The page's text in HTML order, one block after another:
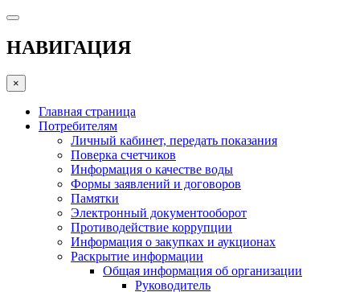
НАВИГАЦИЯ
×
Главная страница
Потребителям
Личный кабинет, передать показания
Поверка счетчиков
Информация о качестве воды
Формы заявлений и договоров
Памятки
Электронный документооборот
Противодействие коррупции
Информация о закупках и аукционах
Раскрытие информации
Общая информация об организации
Руководитель